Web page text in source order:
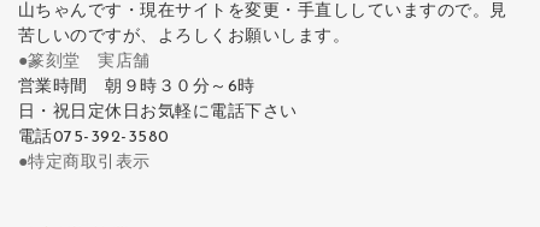
山ちゃんです・現在サイトを変更・手直ししていますので。見
苦しいのですが、よろしくお願いします。
●篆刻堂 実店舗
営業時間 朝９時３０分～6時
日・祝日定休日お気軽に電話下さい
電話075-392-3580
●特定商取引表示